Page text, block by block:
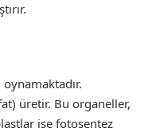
üretir. Bu organeller,
ise fotosentez